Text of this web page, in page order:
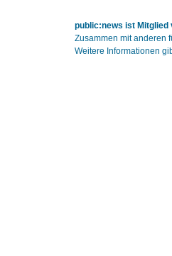
public:news ist Mitglied
Zusammen mit anderen
Weitere Informationen